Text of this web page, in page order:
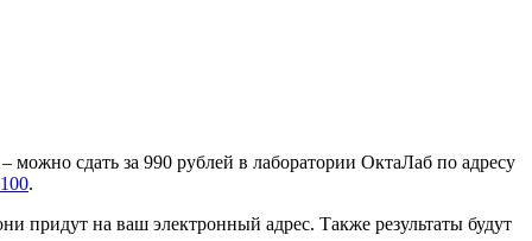
сдать за 990 рублей в лаборатории ОктаЛаб по адресу
.
придут на ваш электронный адрес. Также результаты будут